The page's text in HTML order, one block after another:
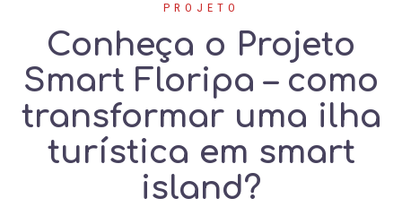
PROJETO
Conheça o Projeto
Smart Floripa – como
transformar uma ilha
turística em smart
island?